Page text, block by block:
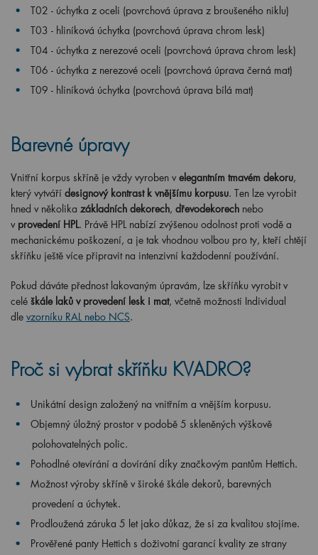
T02 - úchytka z oceli (povrchová úprava z broušeného niklu)
T03 - hliníková úchytka (povrchová úprava chrom lesk)
T04 - úchytka z nerezové oceli (povrchová úprava chrom lesk)
T06 - úchytka z nerezové oceli (povrchová úprava černá mat)
T09 - hliníková úchytka (povrchová úprava bílá mat)
Barevné úpravy
Vnitřní korpus skříně je vždy vyroben velegantním tmavém dekoru,
který vytváří designový kontrast k vnějšímu korpusu. Ten lze vyrobit
hned v několika základních dekorech, dřevodekorech nebo
v provedení HPL. Právě HPL nabízí zvýšenou odolnost proti vodě a
mechanickému poškození, a je tak vhodnou volbou pro ty, kteří chtějí
skříňku ještě více připravit na intenzivní každodenní používání.
Pokud dáváte přednost lakovaným úpravám, lze skříňku vyrobit v
celé škále laků v provedení lesk i mat, včetně možnosti Individual
dle vzorníku RAL nebo NCS.
Proč si vybrat skříňku KVADRO?
Unikátní design založený na vnitřním a vnějším korpusu.
Objemný úložný prostor v podobě 5 skleněných výškově
polohovatelných polic.
Pohodlné otevírání a dovírání díky značkovým pantům Hettich.
Možnost výroby skříně v široké škále dekorů, barevných
provedení a úchytek.
Prodloužená záruka 5 let jako důkaz, že si za kvalitou stojíme.
Prověřené panty Hettich s doživotní garancí kvality ze strany